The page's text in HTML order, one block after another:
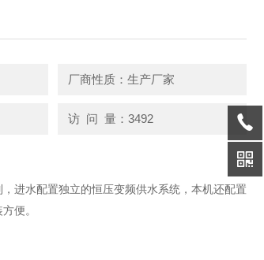
厂商性质：生产厂家
访 问 量：3492
进水配置独立的恒压变频供水系统，本机还配置
便。